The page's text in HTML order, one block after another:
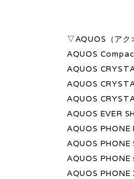
▽AQUOS（アク
AQUOS
AQUOS
AQUOS
AQUOS
AQUOS EVER
AQUOS PHONE
AQUOS PHONE
AQUOS PHONE
AQUOS PHONE